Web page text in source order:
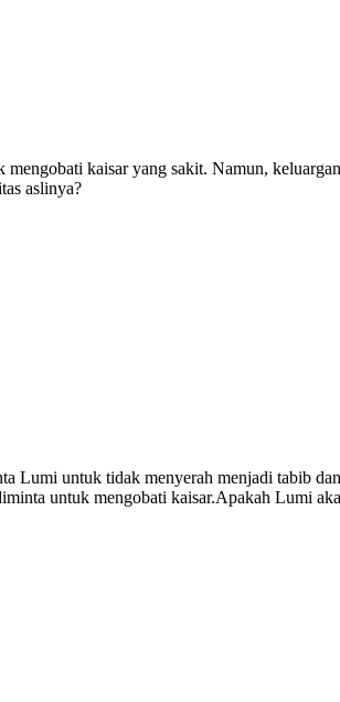
kaisar yang sakit. Namun,
aslinya?
Lumi untuk tidak menyerah menjadi tabib
untuk mengobati kaisar.Apakah Lumi